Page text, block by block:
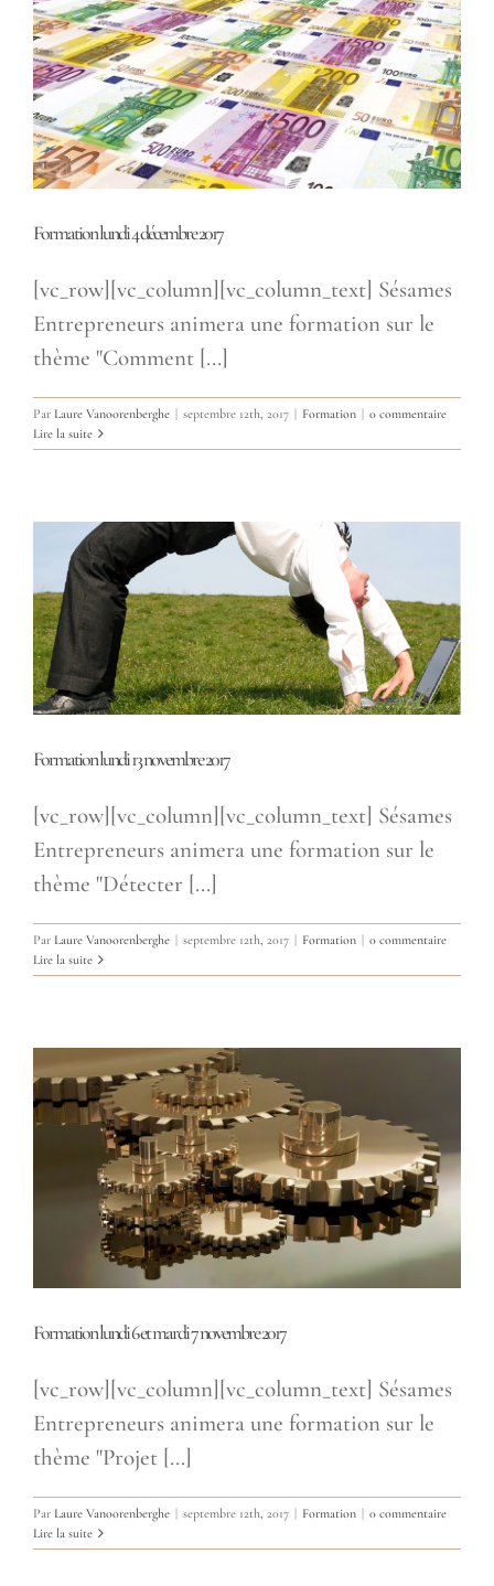
Formation lundi 4 décembre 2017
[vc_row][vc_column][vc_column_text] Sésames
Entrepreneurs animera une formation sur le
thème "Comment [...]
Par Laure Vanoorenberghe | septembre 12th, 2017 | Formation | 0 commentaire
Lire la suite
Formation lundi 13 novembre 2017
[vc_row][vc_column][vc_column_text] Sésames
Entrepreneurs animera une formation sur le
thème "Détecter [...]
Par Laure Vanoorenberghe | septembre 12th, 2017 | Formation | 0 commentaire
Lire la suite
Formation lundi 6 et mardi 7 novembre 2017
[vc_row][vc_column][vc_column_text] Sésames
Entrepreneurs animera une formation sur le
thème "Projet [...]
Par Laure Vanoorenberghe septembre 12th, 2017 Formation
0 commentaire
Lire la suite